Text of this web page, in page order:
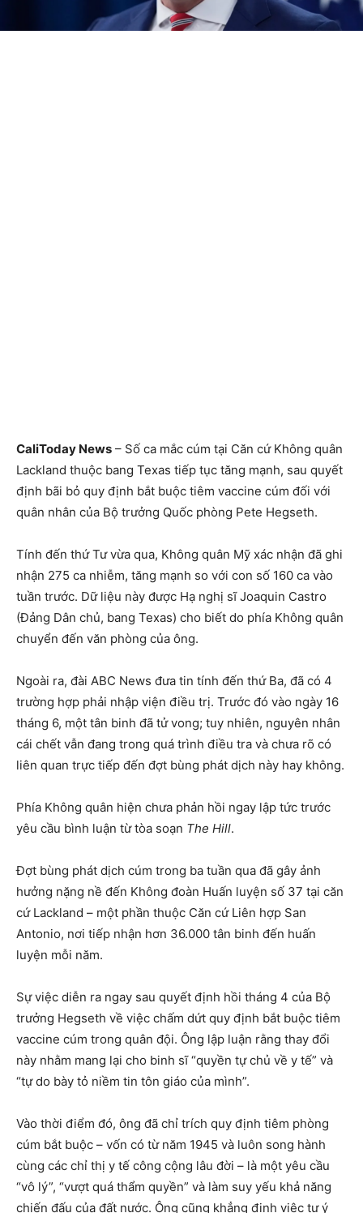
CaliToday News – Số ca mắc cúm tại Căn cứ Không quân
Lackland thuộc bang Texas tiếp tục tăng mạnh, sau quyết
định bãi bỏ quy định bắt buộc tiêm vaccine cúm đối với
quân nhân của Bộ trưởng Quốc phòng Pete Hegseth.
Tính đến thứ Tư vừa qua, Không quân Mỹ xác nhận đã ghi
nhận 275 ca nhiễm, tăng mạnh so với con số 160 ca vào
tuần trước. Dữ liệu này được Hạ nghị sĩ Joaquin Castro
(Đảng Dân chủ, bang Texas) cho biết do phía Không quân
chuyển đến văn phòng của ông.
Ngoài ra, đài ABC News đưa tin tính đến thứ Ba, đã có 4
trường hợp phải nhập viện điều trị. Trước đó vào ngày 16
tháng 6, một tân binh đã tử vong; tuy nhiên, nguyên nhân
cái chết vẫn đang trong quá trình điều tra và chưa rõ có
liên quan trực tiếp đến đợt bùng phát dịch này hay không.
Phía Không quân hiện chưa phản hồi ngay lập tức trước
yêu cầu bình luận từ tòa soạn The Hill.
Đợt bùng phát dịch cúm trong ba tuần qua đã gây ảnh
hưởng nặng nề đến Không đoàn Huấn luyện số 37 tại căn
cứ Lackland – một phần thuộc Căn cứ Liên hợp San
Antonio, nơi tiếp nhận hơn 36.000 tân binh đến huấn
luyện mỗi năm.
Sự việc diễn ra ngay sau quyết định hồi tháng 4 của Bộ
trưởng Hegseth về việc chấm dứt quy định bắt buộc tiêm
vaccine cúm trong quân đội. Ông lập luận rằng thay đổi
này nhằm mang lại cho binh sĩ “quyền tự chủ về y tế” và
“tự do bày tỏ niềm tin tôn giáo của mình”.
Vào thời điểm đó, ông đã chỉ trích quy định tiêm phòng
cúm bắt buộc – vốn có từ năm 1945 và luôn song hành
cùng các chỉ thị y tế công cộng lâu đời – là một yêu cầu
“vô lý”, “vượt quá thẩm quyền” và làm suy yếu khả năng
chiến đấu của đất nước. Ông cũng khẳng định việc tự ý